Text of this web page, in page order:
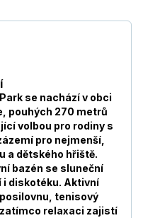
se nachází v obci
pouhých 270 metrů
volbou pro rodiny s
pro nejmenší,
a dětského hřiště.
bazén se sluneční
i diskotéku. Aktivní
tenisový
relaxaci zajistí